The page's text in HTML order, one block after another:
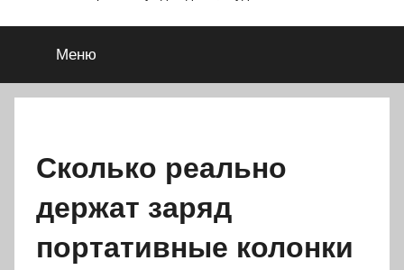
Меню
Сколько реально
держат заряд
портативные колонки